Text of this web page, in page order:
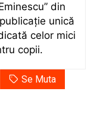
din
unică
celor mici
copii.
Se Muta